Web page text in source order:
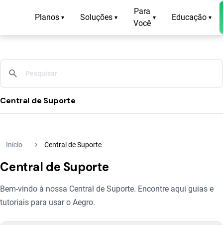
Planos ▾ Soluções ▾
Para
Você
▾ Educação ▾
Central de Suporte
Início navigate_next Central de Suporte
Central de Suporte
Bem-vindo à nossa Central de Suporte. Encontre aqui guias e
tutoriais para usar o Aegro.